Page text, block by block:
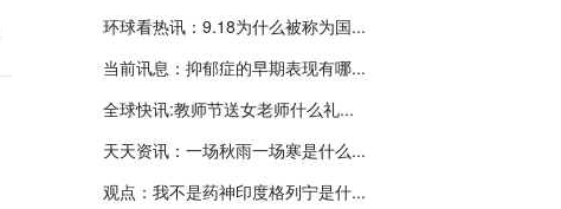
环球看热讯：9.18为什么被称为国...
当前讯息：抑郁症的早期表现有哪...
全球快讯:教师节送女老师什么礼...
天天资讯：一场秋雨一场寒是什么...
观点：我不是药神印度格列宁是什...